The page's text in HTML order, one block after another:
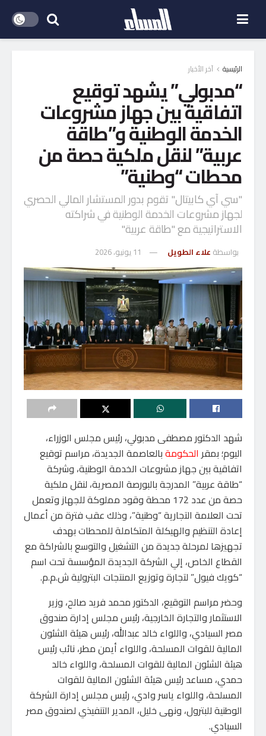
الرئيسية آخر الأخبار
“مدبولي” يشهد توقيع
اتفاقية بين جهاز مشروعات
الخدمة الوطنية و”طاقة
عربية” لنقل ملكية حصة من
محطات “وطنية”
‏"سي آي كابيتال" تقوم بدور المستشار المالي الحصري
لجهاز مشروعات الخدمة الوطنية في شراكته
الاستراتيجية مع "طاقة عربية"
بواسطة علاء الطويل 11 يونيو، 2026
‏شهد الدكتور مصطفى مدبولي، رئيس مجلس الوزراء،
اليوم؛ بمقرالحكومةبالعاصمة الجديدة، مراسم توقيع
اتفاقية بين جهاز مشروعات الخدمة الوطنية، وشركة
“طاقة عربية” المدرجة بالبورصة المصرية، لنقل ملكية
حصة من عدد 172 محطة وقود مملوكة للجهاز وتعمل
تحت العلامة التجارية “وطنية”، وذلك عقب فترة من أعمال
إعادة التنظيم والهيكلة المتكاملة للمحطات بهدف
تجهيزها لمرحلة جديدة من التشغيل والتوسع بالشراكة مع
القطاع الخاص، إلي الشركة الجديدة المؤسسة تحت اسم
“كويك فيول” لتجارة وتوزيع المنتجات البترولية ش.م.م.
وحضر مراسم التوقيع، الدكتور محمد فريد صالح، وزير
الاستثمار والتجارة الخارجية، رئيس مجلس إدارة صندوق
مصر السيادي، واللواء خالد عبدالله، رئيس هيئة الشئون
المالية للقوات المسلحة، واللواء أيمن مطر، نائب رئيس
هيئة الشئون المالية للقوات المسلحة، واللواء خالد
حمدي، مساعد رئيس هيئة الشئون المالية للقوات
المسلحة، واللواء ياسر وادي، رئيس مجلس إدارة الشركة
الوطنية للبترول، ونهى خليل، المدير التنفيذي لصندوق مصر
السيادي.